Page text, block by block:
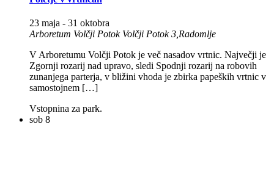
23 maja - 31 oktobra
Arboretum Volčji Potok Volčji Potok 3,Radomlje
V Arboretumu Volčji Potok je več nasadov vrtnic. Največji je
Zgornji rozarij nad upravo, sledi Spodnji rozarij na robovih
zunanjega parterja, v bližini vhoda je zbirka papeških vrtnic v
samostojnem […]
Vstopnina za park.
sob 8